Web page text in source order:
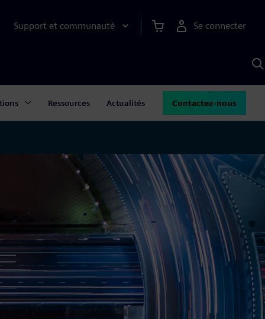
Support et communauté Se connecter
Ressources Actualités Contactez-nous